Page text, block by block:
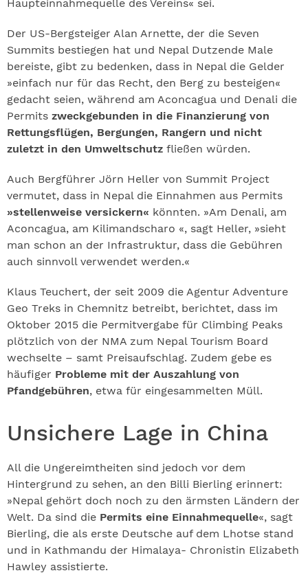
Haupteinnahmequelle des Vereins« sei.
Der US-Bergsteiger Alan Arnette, der die Seven
Summits bestiegen hat und Nepal Dutzende Male
bereiste, gibt zu bedenken, dass in Nepal die Gelder
»einfach nur für das Recht, den Berg zu besteigen«
gedacht seien, während am Aconcagua und Denali die
Permits zweckgebunden in die Finanzierung von
Rettungsflügen, Bergungen, Rangern und nicht
zuletzt in den Umweltschutz fließen würden.
Auch Bergführer Jörn Heller von Summit Project
vermutet, dass in Nepal die Einnahmen aus Permits
»stellenweise versickern« könnten. »Am Denali, am
Aconcagua, am Kilimandscharo «, sagt Heller, »sieht
man schon an der Infrastruktur, dass die Gebühren
auch sinnvoll verwendet werden.«
Klaus Teuchert, der seit 2009 die Agentur Adventure
Geo Treks in Chemnitz betreibt, berichtet, dass im
Oktober 2015 die Permitvergabe für Climbing Peaks
plötzlich von der NMA zum Nepal Tourism Board
wechselte – samt Preisaufschlag. Zudem gebe es
häufiger Probleme mit der Auszahlung von
Pfandgebühren, etwa für eingesammelten Müll.
Unsichere Lage in China
All die Ungereimtheiten sind jedoch vor dem
Hintergrund zu sehen, an den Billi Bierling erinnert:
»Nepal gehört doch noch zu den ärmsten Ländern der
Welt. Da sind die Permits eine Einnahmequelle«, sagt
Bierling, die als erste Deutsche auf dem Lhotse stand
und in Kathmandu der Himalaya- Chronistin Elizabeth
Hawley assistierte.